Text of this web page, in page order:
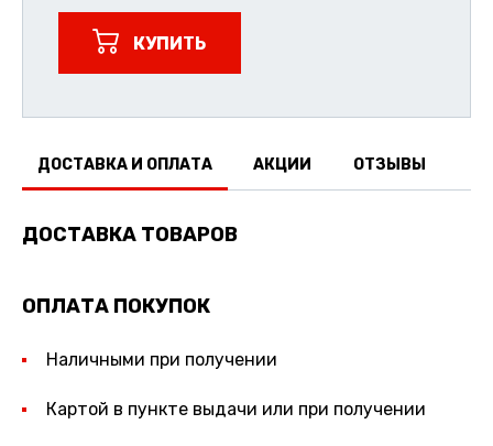
КУПИТЬ
ДОСТАВКА И ОПЛАТА АКЦИИ ОТЗЫВЫ
ДОСТАВКА ТОВАРОВ
ОПЛАТА ПОКУПОК
Наличными при получении
Картой в пункте выдачи или при получении